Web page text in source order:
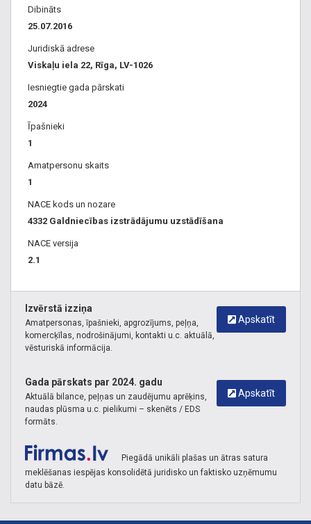
Dibināts
25.07.2016
Juridiskā adrese
Viskaļu iela 22, Rīga, LV-1026
Iesniegtie gada pārskati
2024
Īpašnieki
1
Amatpersonu skaits
1
NACE kods un nozare
4332 Galdniecības izstrādājumu uzstādīšana
NACE versija
2.1
Apskatīt
Izvērstā izziņa
Amatpersonas, īpašnieki, apgrozījums, peļņa,
komercķīlas, nodrošinājumi, kontakti u.c. aktuālā,
vēsturiskā informācija.
Apskatīt
Gada pārskats par 2024. gadu
Aktuālā bilance, peļņas un zaudējumu aprēķins,
naudas plūsma u.c. pielikumi – skenēts / EDS
formāts.
Piegādā unikāli plašas un ātras satura
meklēšanas iespējas konsolidētā juridisko un faktisko uzņēmumu
datu bāzē.